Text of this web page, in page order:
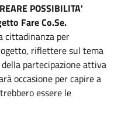
POSSIBILITA'
Fare Co.Se.
cittadinanza per
riflettere sul tema
partecipazione attiva
occasione per capire a
essere le